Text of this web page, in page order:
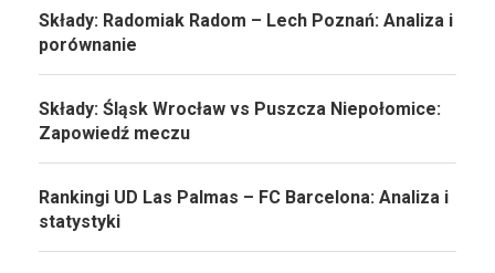
Składy: Radomiak Radom – Lech Poznań: Analiza i
porównanie
Składy: Śląsk Wrocław vs Puszcza Niepołomice:
Zapowiedź meczu
Rankingi UD Las Palmas – FC Barcelona: Analiza i
statystyki